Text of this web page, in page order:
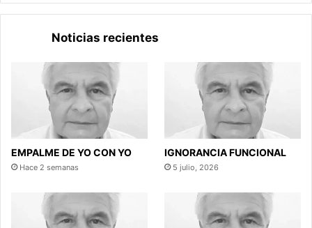
Noticias recientes
EMPALME DE YO CON YO
Hace 2 semanas
IGNORANCIA FUNCIONAL
5 julio, 2026